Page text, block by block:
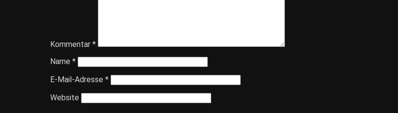
Kommentar *
Name *
E-Mail-Adresse *
Website